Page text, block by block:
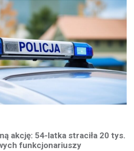
akcję: 54-latka straciła 20 tys.
funkcjonariuszy